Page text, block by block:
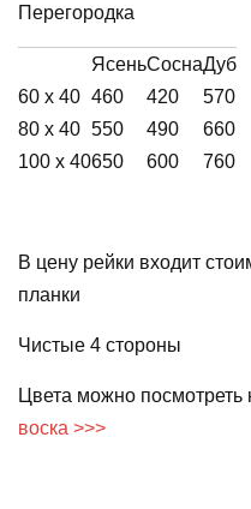
Перегородка
ЯсеньСоснаДуб
60 х 40 460 420
570
80 х 40 550 490
660
100 х 40650 600 760
В цену рейки входит
планки
Чистые 4 стороны
Цвета можно посмотреть
воска >>>